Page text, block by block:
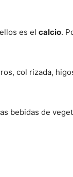
es el calcio.
col rizada,
bebidas de